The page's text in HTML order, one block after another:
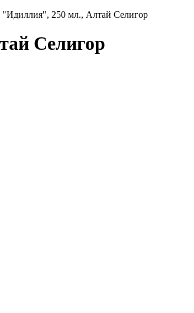
"Идиллия", 250 мл., Алтай Селигор
Селигор